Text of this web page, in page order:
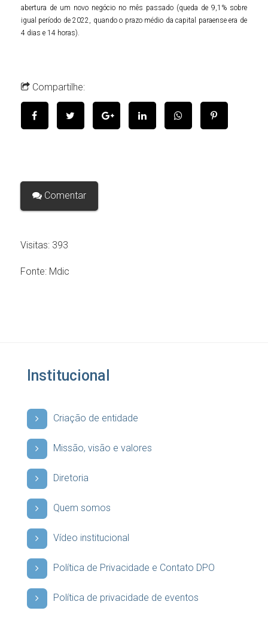
abertura de um novo negócio no mês passado (queda de 9,1% sobre
igual período de 2022, quando o prazo médio da capital paraense era de
4 dias e 14 horas).
Compartilhe:
Comentar
Visitas:393
Fonte:Mdic
Institucional
Criação de entidade
Missão, visão e valores
Diretoria
Quem somos
Vídeo institucional
Política de Privacidade e Contato DPO
Política de privacidade de eventos